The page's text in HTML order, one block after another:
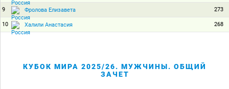
9 Фролова Елизавета 273
10 Халили Анастасия 268
КУБОК МИРА 2025/26. МУЖЧИНЫ. ОБЩИЙ
ЗАЧЕТ